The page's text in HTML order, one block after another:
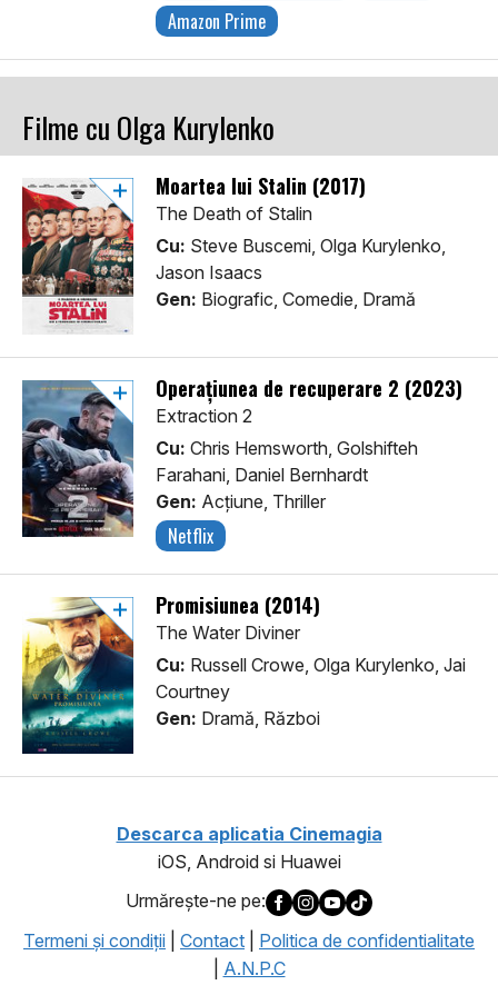
Amazon Prime
Filme cu Olga Kurylenko
Moartea lui Stalin (2017)
The Death of Stalin
Cu: Steve Buscemi, Olga Kurylenko,
Jason Isaacs
Gen: Biografic, Comedie, Dramă
Operațiunea de recuperare 2 (2023)
Extraction 2
Cu: Chris Hemsworth, Golshifteh
Farahani, Daniel Bernhardt
Gen: Acţiune, Thriller
Netflix
Promisiunea (2014)
The Water Diviner
Cu: Russell Crowe, Olga Kurylenko, Jai
Courtney
Gen: Dramă, Război
Descarca aplicatia Cinemagia
iOS, Android si Huawei
Urmăreşte-ne pe:
Termeni şi condiţii
Contact
Politica de confidentialitate
A.N.P.C